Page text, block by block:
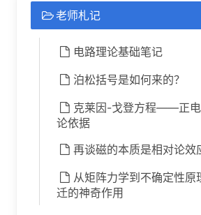
老师札记
电路理论基础笔记
泊松括号是如何来的？
克莱因-戈登方程——正电
论依据
再谈磁的本质是相对论效
从矩阵力学到不确定性
迁的神奇作用